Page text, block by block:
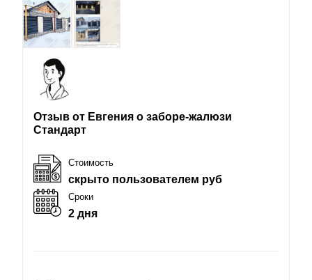
Отзыв от Евгения о заборе-жалюзи
Стандарт
Стоимость
скрыто пользователем руб
Сроки
2 дня